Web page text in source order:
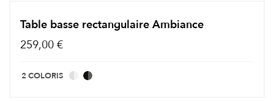
Table basse rectangulaire Ambiance
259,00 €
2 COLORIS